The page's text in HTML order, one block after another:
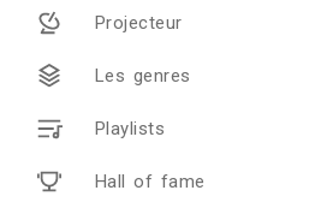
Projecteur
Les genres
Playlists
Hall of fame